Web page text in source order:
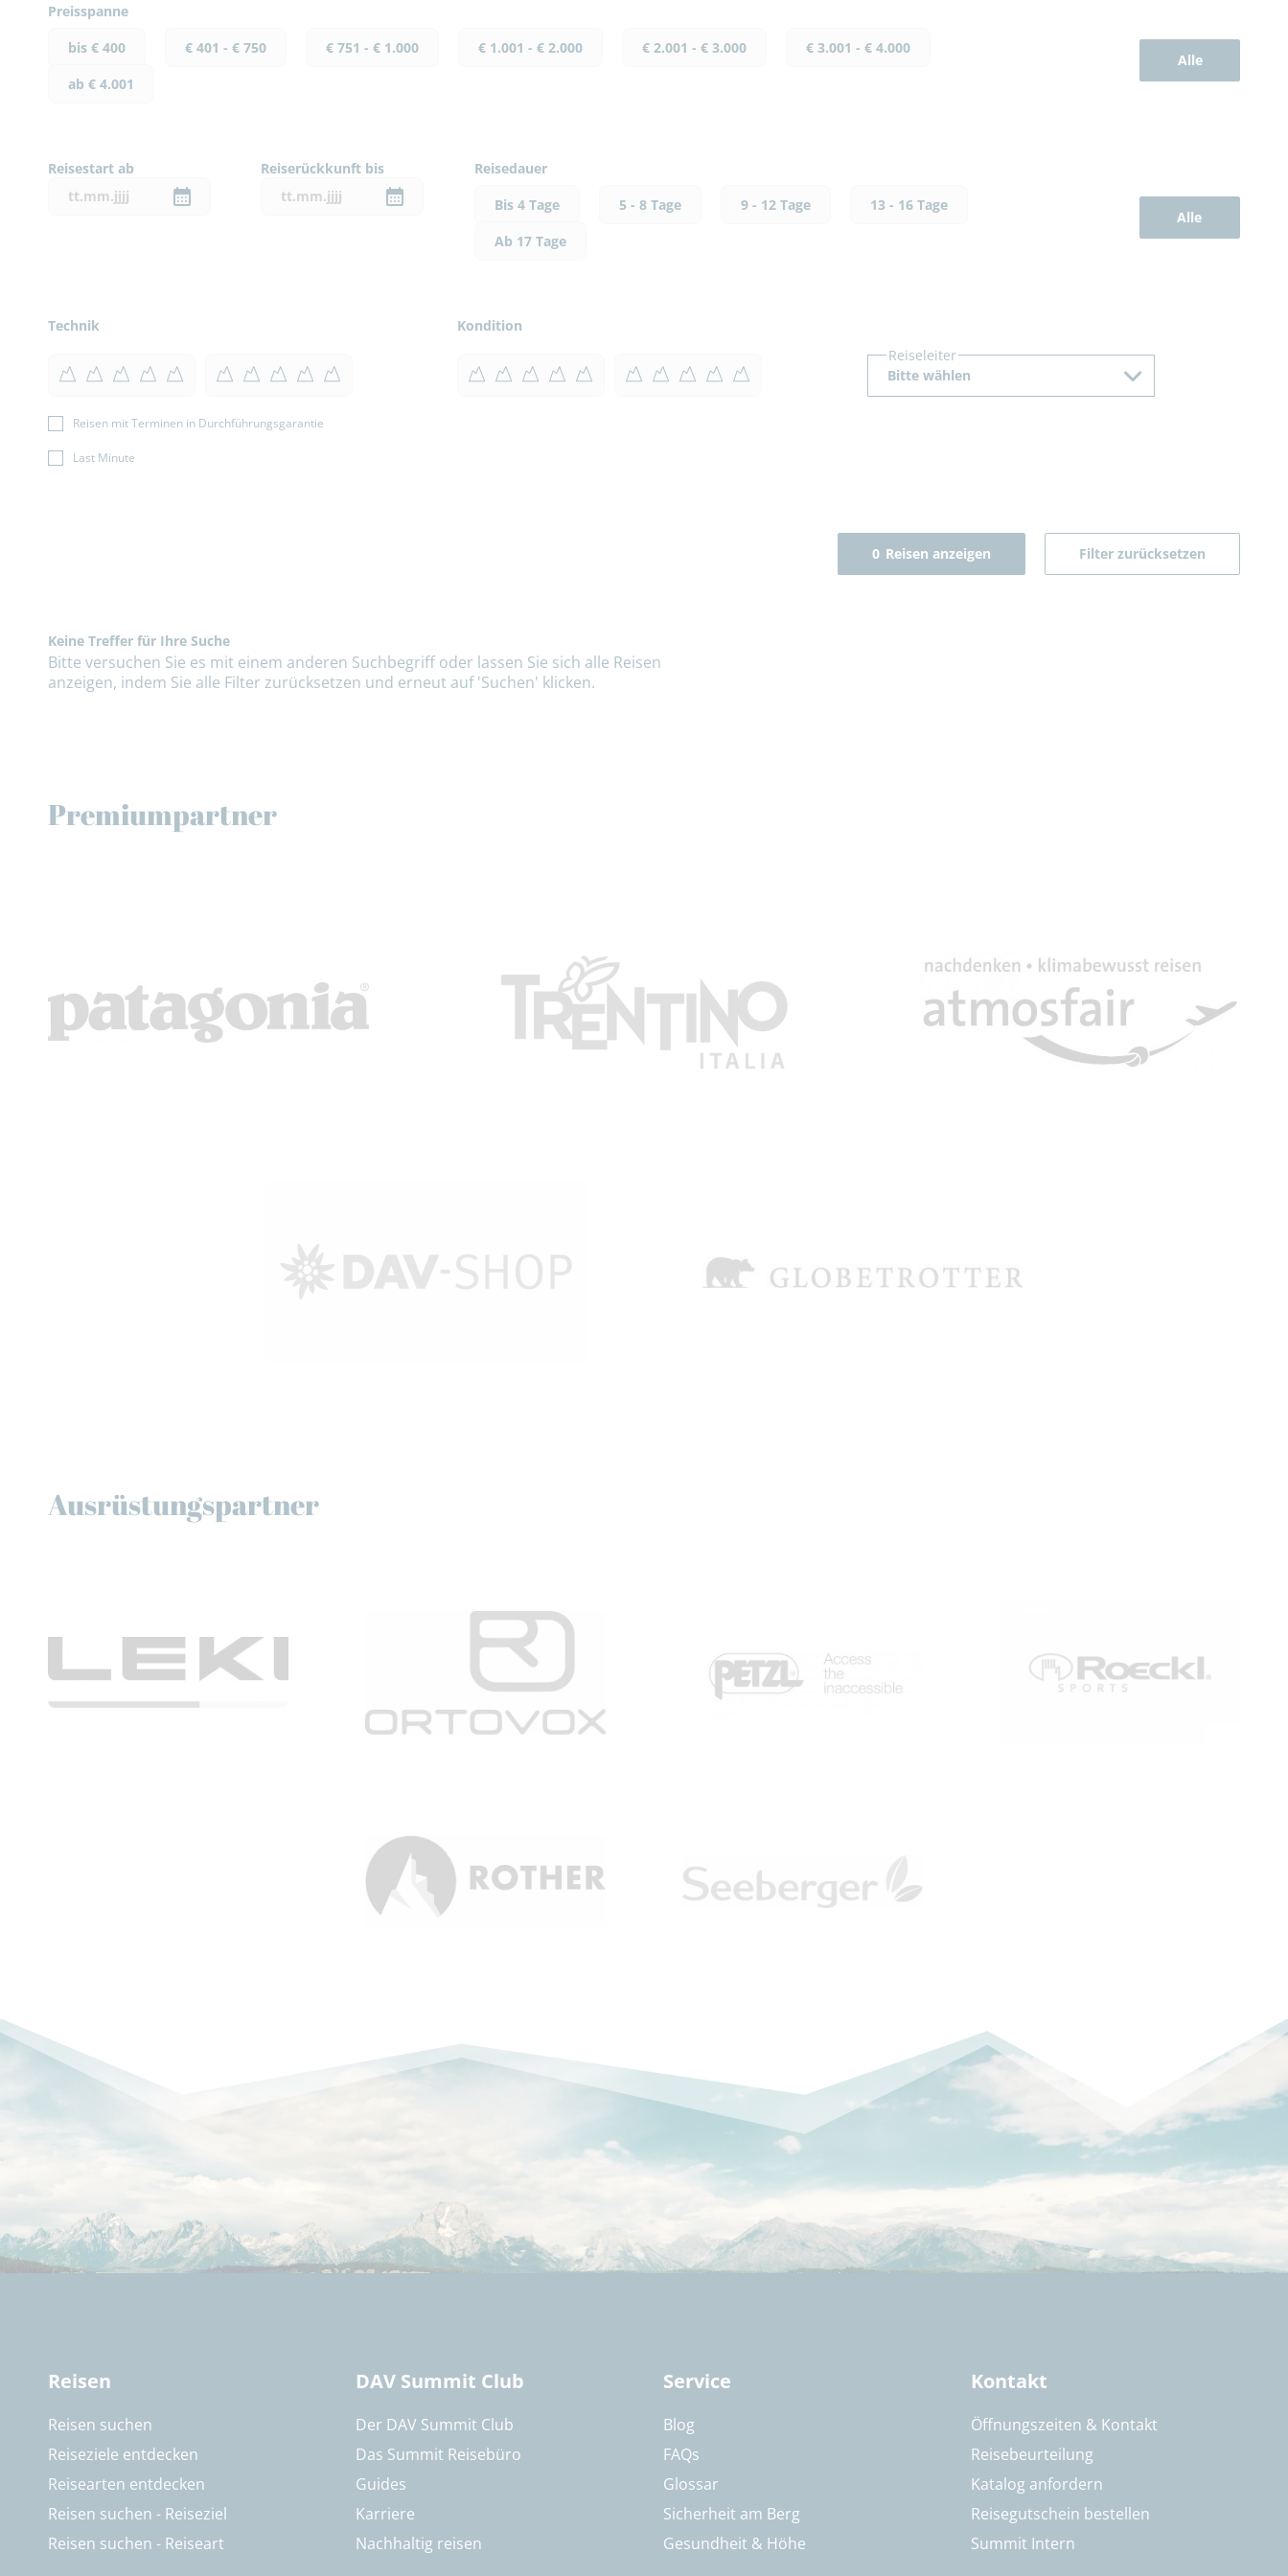
Preisspanne
bis € 400
€ 401 - € 750 € 751 - € 1.000 € 1.001 - € 2.000 € 2.001 - € 3.000
€ 3.001 - € 4.000
ab € 4.001
Alle
Reisestart ab Reiserückkunft bis
Reisedauer
Bis 4 Tage
5 - 8 Tage 9 - 12 Tage
13 - 16 Tage
Ab 17 Tage
Alle
Technik
Kondition
Reiseleiter
Bitte wählen
Reisen mit Terminen in Durchführungsgarantie
Last Minute
0 Reisen anzeigen Filter zurücksetzen
Keine Treffer für Ihre Suche
Bitte versuchen Sie es mit einem anderen Suchbegriff oder lassen Sie sich alle Reisen
anzeigen, indem Sie alle Filter zurücksetzen und erneut auf 'Suchen' klicken.
Premiumpartner
Ausrüstungspartner
Reisen
Reisen suchen
Reiseziele entdecken
Reisearten entdecken
Reisen suchen - Reiseziel
Reisen suchen - Reiseart
DAV Summit Club
Der DAV Summit Club
Das Summit Reisebüro
Guides
Karriere
Nachhaltig reisen
Service
Blog
FAQs
Glossar
Sicherheit am Berg
Gesundheit & Höhe
Kontakt
Öffnungszeiten & Kontakt
Reisebeurteilung
Katalog anfordern
Reisegutschein bestellen
Summit Intern